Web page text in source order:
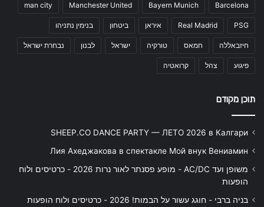
Barcelona
Bayern Munich
Manchester United
man city
PSG
Real Madrid איראן ביטחון בנימין נתניהו
חיזבאללה חמאס טורקיה ישראל לבנון נבחרת ישראל
פיגוע צהל קרואטיה
תוכן מקודם
SHEEP.CO DANCE PARTY — ЛЕТО 2026 в Калгари
Лия Ахеджакова в спектакле Мой внук Вениамин
משופן ועד AC/DC - מופע פסנתר לאור נרות 2026 - כרטיסים ולוח
הופעות
בניה ברבי - חוגג עשור על הבמות! 2026 - כרטיסים ולוח הופעות